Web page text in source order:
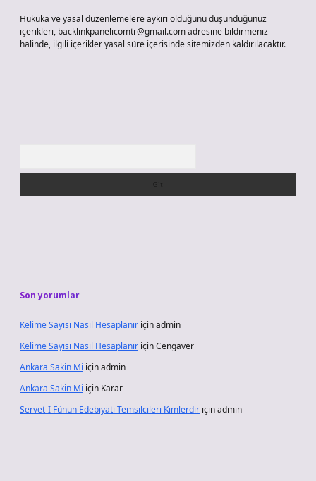
Hukuka ve yasal düzenlemelere aykırı olduğunu düşündüğünüz
içerikleri, backlinkpanelicomtr@gmail.comadresine bildirmeniz
halinde, ilgili içerikler yasal süre içerisinde sitemizden kaldırılacaktır.
Son yorumlar
Kelime Sayısı Nasıl Hesaplanır içinadmin
Kelime Sayısı Nasıl Hesaplanır içinCengaver
Ankara Sakin Mi içinadmin
Ankara Sakin Mi için Karar
Servet-I Fünun Edebiyatı Temsilcileri Kimlerdir içinadmin